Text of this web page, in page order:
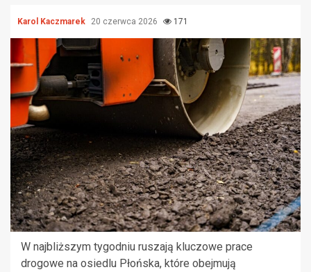
Karol Kaczmarek 20 czerwca 2026 171
W najbliższym tygodniu ruszają kluczowe prace
drogowe na osiedlu Płońska, które obejmują